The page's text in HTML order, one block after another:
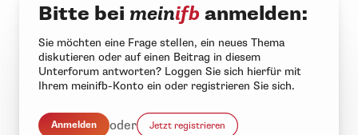
Bitte bei meinifb anmelden:
Sie möchten eine Frage stellen, ein neues Thema
diskutieren oder auf einen Beitrag in diesem
Unterforum antworten? Loggen Sie sich hierfür mit
Ihrem meinifb-Konto ein oder registrieren Sie sich.
Anmelden oder Jetzt registrieren